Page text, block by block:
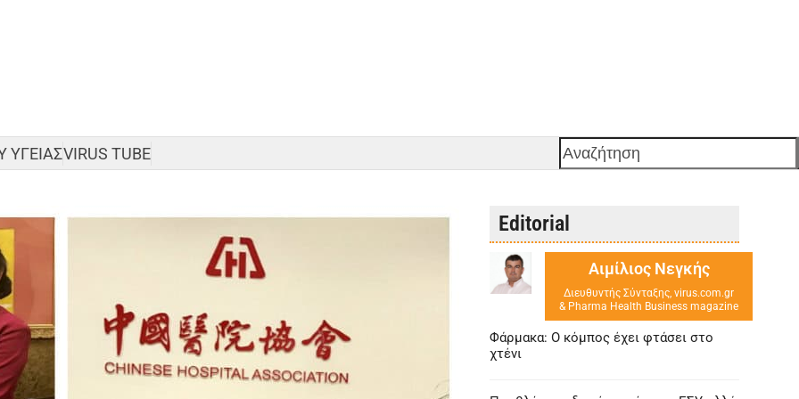
ΥΓΕΙΑΣVIRUS TUBE Αναζήτηση
Editorial
Αιμίλιος Νεγκής
Διευθυντής Σύνταξης, virus.com.gr
& Pharma Health Business magazine
Φάρμακα: Ο κόμπος έχει φτάσει στο
χτένι